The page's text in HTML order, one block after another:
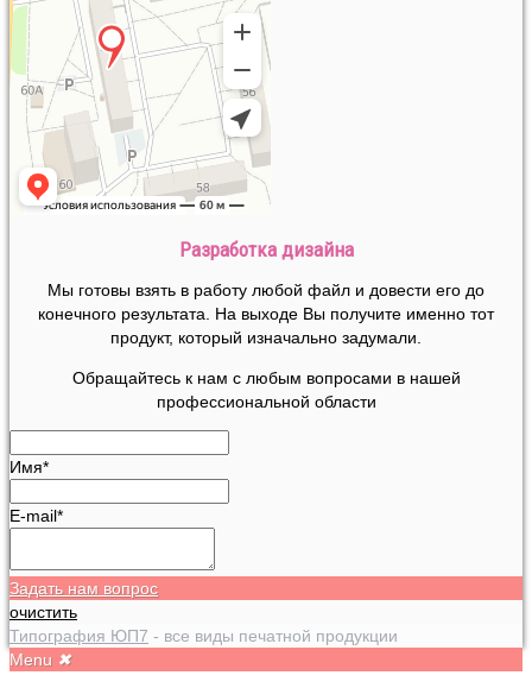
Разработка дизайна
Мы готовы взять в работу любой файл и довести его до
конечного результата. На выходе Вы получите именно тот
продукт, который изначально задумали.
Обращайтесь к нам с любым вопросами в нашей
профессиональной области
Имя*
E-mail*
Задать нам вопрос
очистить
Типография ЮП7 - все виды печатной продукции
Menu ✖